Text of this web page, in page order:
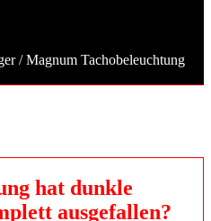
/ Magnum Tachobeleuchtung
hat dunkle
ausgefallen?